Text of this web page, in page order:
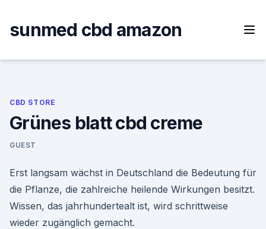
content
sunmed cbd amazon
CBD STORE
Grünes blatt cbd creme
GUEST
Erst langsam wächst in Deutschland die Bedeutung für
die Pflanze, die zahlreiche heilende Wirkungen besitzt.
Wissen, das jahrhundertealt ist, wird schrittweise
wieder zugänglich gemacht.